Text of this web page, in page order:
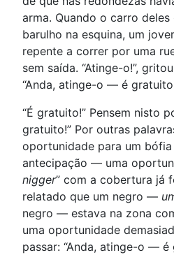
arma. Quando o carro
barulho na esquina, um
repente a correr por uma
sem saída. “Atinge-o!”,
“Anda, atinge-o — é
“É gratuito!” Pensem nisto
gratuito!” Por outras
oportunidade para um
antecipação — uma
nigger” com a cobertura já
relatado que um negro —
negro — estava na zona
uma oportunidade
passar: “Anda, atinge-o — é